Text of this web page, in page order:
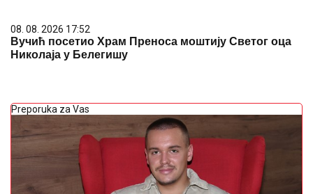
08. 08. 2026 17:52
Вучић посетио Храм Преноса моштију Светог оца
Николаја у Белегишу
Preporuka za Vas